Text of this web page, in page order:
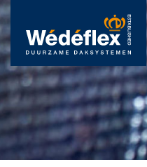
Skip
to
content